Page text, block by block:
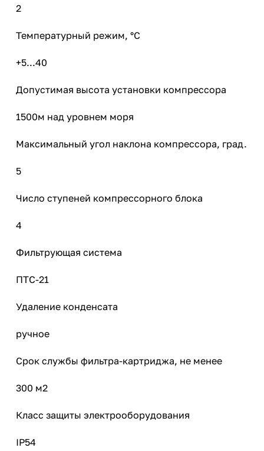
2
Температурный режим, °С
+5...40
Допустимая высота установки компрессора
1500м над уровнем моря
Максимальный угол наклона компрессора, град.
5
Число ступеней компрессорного блока
4
Фильтрующая система
ПТС-21
Удаление конденсата
ручное
Срок службы фильтра-картриджа, не менее
300 м2
Класс защиты электрооборудования
IP54